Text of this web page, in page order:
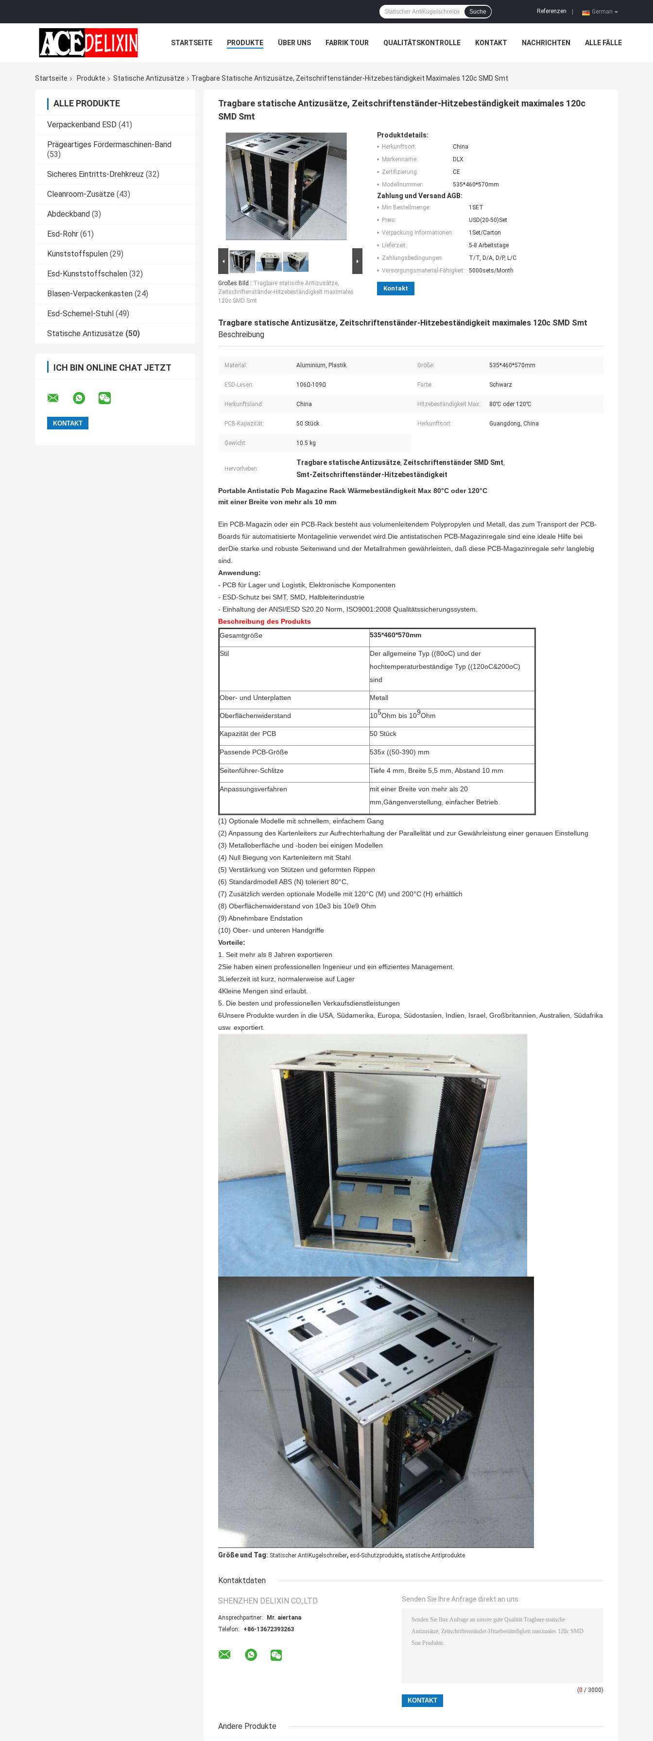
German
Referenzen
Suche
STARTSEITE PRODUKTE ÜBER UNS FABRIK TOUR QUALITÄTSKONTROLLE KONTAKT NACHRICHTEN ALLE FÄLLE
Startseite Produkte Statische Antizusätze Tragbare Statische Antizusätze, Zeitschriftenständer-Hitzebeständigkeit Maximales 120c SMD Smt
ALLE PRODUKTE
Verpackenband ESD (41)
Prägeartiges Fördermaschinen-Band
(53)
Sicheres Eintritts-Drehkreuz (32)
Cleanroom-Zusätze (43)
Abdeckband (3)
Esd-Rohr (61)
Kunststoffspulen (29)
Esd-Kunststoffschalen (32)
Blasen-Verpackenkasten (24)
Esd-Schemel-Stuhl (49)
Statische Antizusätze (50)
ICH BIN ONLINE CHAT JETZT
Tragbare statische Antizusätze, Zeitschriftenständer-Hitzebeständigkeit maximales 120c
SMD Smt
Großes Bild : Tragbare statische Antizusätze,
Zeitschriftenständer-Hitzebeständigkeit maximales
120c SMD Smt
Produktdetails:
Herkunftsort:
China
Markenname:
DLX
Zertifizierung:
CE
Modellnummer:
535*460*570mm
Zahlung und Versand AGB:
Min Bestellmenge:
1SET
Preis:
USD(20-50)Set
Verpackung Informationen:
1Set/Carton
Lieferzeit:
5-8 Arbeitstage
Zahlungsbedingungen:
T/T, D/A, D/P, L/C
Versorgungsmaterial-Fähigkeit:
5000sets/Month
Kontakt
Tragbare statische Antizusätze, Zeitschriftenständer-Hitzebeständigkeit maximales 120c SMD Smt
Beschreibung
Material: Aluminium, Plastik Größe: 535*460*570mm
ESD-Lesen: 106Ω-109Ω Farbe: Schwarz
Herkunftsland: China Hitzebeständigkeit Max: 80℃ oder 120℃
PCB-Kapazität: 50 Stück Herkunftsort: Guangdong, China
Gewicht: 10.5 kg
Hervorheben:
Tragbare statische Antizusätze, Zeitschriftenständer SMD Smt,
Smt-Zeitschriftenständer-Hitzebeständigkeit
Portable Antistatic Pcb Magazine Rack Wärmebeständigkeit Max 80°C oder 120°C
mit einer Breite von mehr als 10 mm
Ein PCB-Magazin oder ein PCB-Rack besteht aus volumenleitendem Polypropylen und Metall, das zum Transport der PCB-
Boards für automatisierte Montagelinie verwendet wird.Die antistatischen PCB-Magazinregale sind eine ideale Hilfe bei
derDie starke und robuste Seitenwand und der Metallrahmen gewährleisten, daß diese PCB-Magazinregale sehr langlebig
sind.
Anwendung:
- PCB für Lager und Logistik, Elektronische Komponenten
- ESD-Schutz bei SMT, SMD, Halbleiterindustrie
- Einhaltung der ANSI/ESD S20.20 Norm, ISO9001:2008 Qualitätssicherungssystem.
Beschreibung des Produkts
Gesamtgröße
535*460*570mm
Stil
Der allgemeine Typ ((80oC) und der
hochtemperaturbeständige Typ ((120oC&200oC)
sind
Ober- und Unterplatten Metall
Oberflächenwiderstand 105Ohm bis 109Ohm
Kapazität der PCB 50 Stück
Passende PCB-Größe 535x ((50-390) mm
Seitenführer-Schlitze Tiefe 4 mm, Breite 5,5 mm, Abstand 10 mm
Anpassungsverfahren
mit einer Breite von mehr als 20
mm,Gängenverstellung, einfacher Betrieb.
(1) Optionale Modelle mit schnellem, einfachem Gang
(2) Anpassung des Kartenleiters zur Aufrechterhaltung der Parallelität und zur Gewährleistung einer genauen Einstellung
(3) Metalloberfläche und -boden bei einigen Modellen
(4) Null Biegung von Kartenleitern mit Stahl
(5) Verstärkung von Stützen und geformten Rippen
(6) Standardmodell ABS (N) toleriert 80°C,
(7) Zusätzlich werden optionale Modelle mit 120°C (M) und 200°C (H) erhältlich
(8) Oberflächenwiderstand von 10e3 bis 10e9 Ohm
(9) Abnehmbare Endstation
(10) Ober- und unteren Handgriffe
Vorteile:
1. Seit mehr als 8 Jahren exportieren
2Sie haben einen professionellen Ingenieur und ein effizientes Management.
3Lieferzeit ist kurz, normalerweise auf Lager
4Kleine Mengen sind erlaubt.
5. Die besten und professionellen Verkaufsdienstleistungen
6Unsere Produkte wurden in die USA, Südamerika, Europa, Südostasien, Indien, Israel, Großbritannien, Australien, Südafrika
usw. exportiert.
Größe und Tag: Statischer AntiKugelschreiber, esd-Schutzprodukte, statische Antiprodukte
Kontaktdaten
SHENZHEN DELIXIN CO.,LTD
Ansprechpartner:
Mr. aiertana
Telefon:
+86-13672393263
Senden Sie Ihre Anfrage direkt an uns
(0 / 3000)
Andere Produkte